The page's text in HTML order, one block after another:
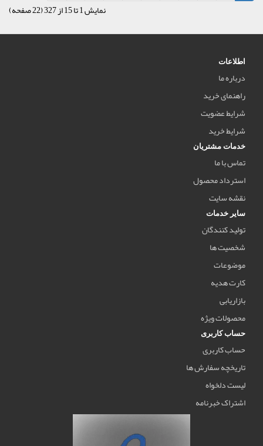
نمایش 1 تا 15 از 327 (22 صفحه)
اطلاعات
درباره ما
راهنمای خرید
شرایط عضویت
شرایط خرید
خدمات مشتریان
تماس با ما
استرداد محصول
نقشه سایت
سایر خدمات
تولید کنندگان
شخصیت ها
موضوعات
کارت هدیه
بازاریابی
محصولات ویژه
حساب کاربری
حساب کاربری
تاریخچه سفارش ها
لیست دلخواه
اشتراک خبرنامه